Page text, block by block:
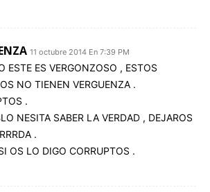
11 octubre 2014 En 7:39 PM
ESTE ES VERGONZOSO , ESTOS
NO TIENEN VERGUENZA .
.
NESITA SABER LA VERDAD , DEJAROS
.
OS LO DIGO CORRUPTOS .